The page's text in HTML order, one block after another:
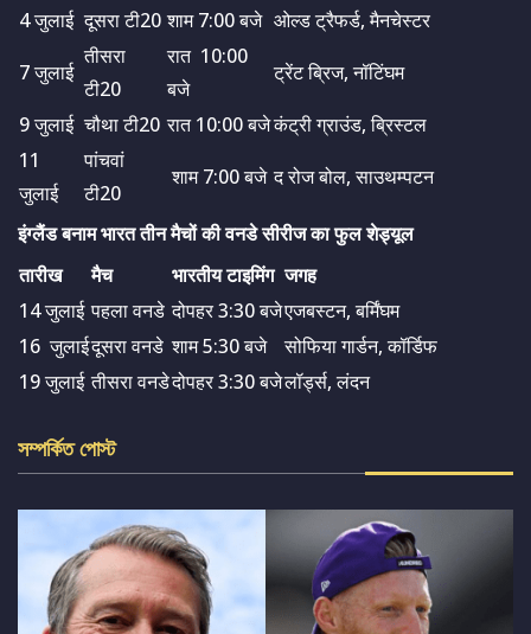
4 जुलाई दूसरा टी20 शाम 7:00 बजे ओल्ड ट्रैफर्ड, मैनचेस्टर
7 जुलाई
तीसरा
टी20
रात 10:00
बजे
ट्रेंट ब्रिज, नॉटिंघम
9 जुलाई चौथा टी20 रात 10:00 बजेकंट्री ग्राउंड, ब्रिस्टल
11
जुलाई
पांचवां
टी20
शाम 7:00 बजे द रोज बोल, साउथम्पटन
इंग्लैंड बनाम भारत तीन मैचों की वनडे सीरीज का फुल शेड्यूल
तारीख
मैच भारतीय टाइमिंग जगह
14 जुलाई पहला वनडे दोपहर 3:30 बजेएजबस्टन, बर्मिंघम
16 जुलाईदूसरा वनडे शाम 5:30 बजे
सोफिया गार्डन, कॉर्डिफ
19 जुलाई तीसरा वनडेदोपहर 3:30 बजेलॉर्ड्स, लंदन
সম্পর্কিত পোস্ট